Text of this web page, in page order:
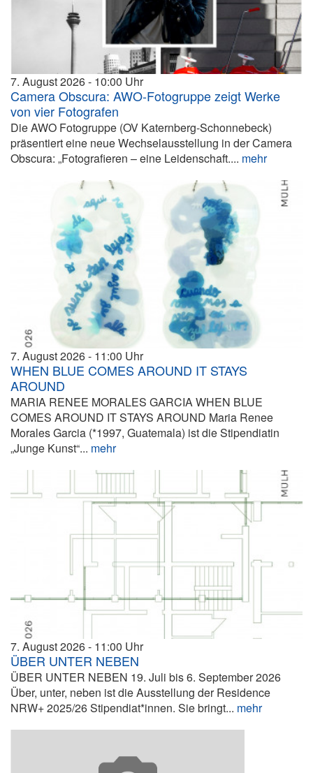
7. August 2026 10:00
Camera Obscura: AWO-Fotogruppe zeigt Werke
von vier Fotografen
Die AWO Fotogruppe (OV Katernberg-Schonnebeck)
präsentiert eine neue Wechselausstellung in der Camera
Obscura: „Fotografieren – eine Leidenschaft.... mehr
7. August 2026 11:00
WHEN BLUE COMES AROUND IT STAYS
AROUND
MARIA RENEE MORALES GARCIA WHEN BLUE
COMES AROUND IT STAYS AROUND Maria Renee
Morales Garcia (*1997, Guatemala) ist die Stipendiatin
„Junge Kunst“... mehr
7. August 2026 11:00
ÜBER UNTER NEBEN
ÜBER UNTER NEBEN 19. Juli bis 6. September 2026
Über, unter, neben ist die Ausstellung der Residence
NRW+ 2025/26 Stipendiat*innen. Sie bringt... mehr